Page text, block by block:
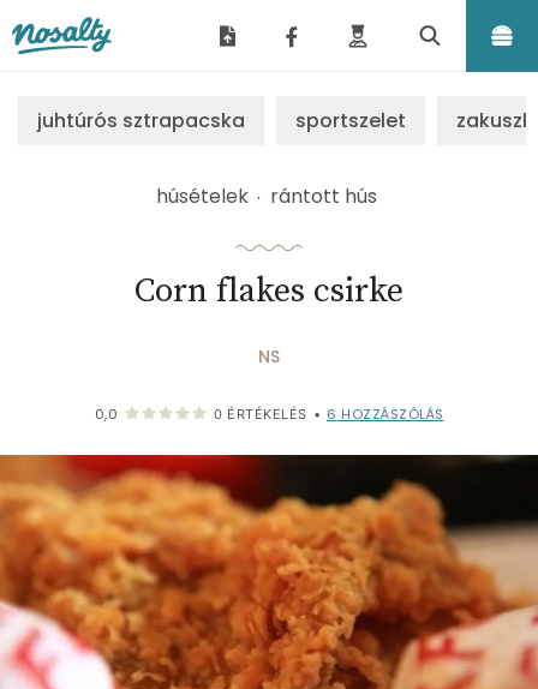
juhtúrós sztrapacska sportszelet
húsételek rántott hús
Corn flakes csirke
NS
0,0 0 ÉRTÉKELÉS • 6 HOZZÁSZÓLÁS